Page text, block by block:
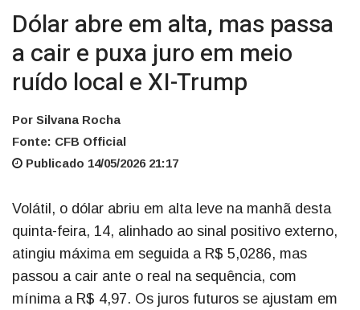
Dólar abre em alta, mas passa
a cair e puxa juro em meio
ruído local e XI-Trump
Por Silvana Rocha
Fonte: CFB Official
Publicado 14/05/2026 21:17
Volátil, o dólar abriu em alta leve na manhã desta
quinta-feira, 14, alinhado ao sinal positivo externo,
atingiu máxima em seguida a R$ 5,0286, mas
passou a cair ante o real na sequência, com
mínima a R$ 4,97. Os juros futuros se ajustam em